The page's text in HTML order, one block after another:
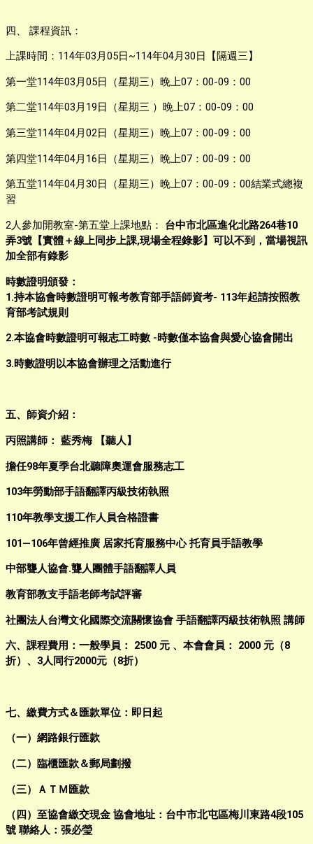
四、 課程資訊：
上課時間：114年03月05日~114年04月30日【隔週三】
第一堂114年03月05日（星期三）晚上07：00-09：00
第二堂114年03月19日（星期三 ）晚上07：00-09：00
第三堂114年04月02日（星期三）晚上07：00-09：00
第四堂114年04月16日（星期三）晚上07：00-09：00
第五堂114年04月30日（星期三）晚上07：00-09：00結業式總複
習
2人參加開教室-第五堂上課地點：
台中市北區進化北路264巷10
弄3號【實體＋線上同步上課,現場全程錄影】可以不到，當場視訊
加全部有錄影
時數證明頒發：
1.持本協會時數證明可報考教育部手語師資考- 113年起請按照教
育部考試規則
2.本協會時數證明可報志工時數 -時數僅本協會與愛心協會開出
3.時數證明以本協會辦理之活動進行
五、師資介紹：
丙照講師： 藍秀梅 【聽人】
擔任98年夏季台北聽障奧運會服務志工
103年勞動部手語翻譯丙級技術執照
110年教學支援工作人員合格證書
101—106年曾經推廣 居家托育服務中心 托育員手語教學
中部聾人協會.聾人團體手語翻譯人員
教育部教支手語老師考試評審
社團法人台灣文化國際交流關懷協會 手語翻譯丙級技術執照 講師
六、課程費用：一般學員： 2500 元 、本會會員： 2000 元（8
折）、3人同行2000元（8折）
七、繳費方式＆匯款單位：即日起
（一）網路銀行匯款
（二）臨櫃匯款＆郵局劃撥
（三）ＡＴＭ匯款
（四）至協會繳交現金 協會地址：台中市北屯區梅川東路4段105
號 聯絡人：張必瑩